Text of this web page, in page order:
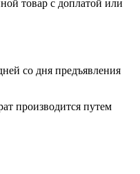
товар с доплатой или
со дня предъявления
производится путем